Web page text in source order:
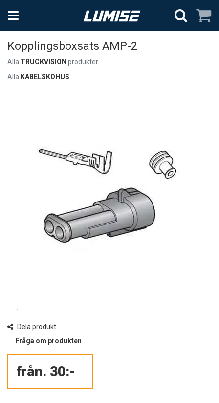
Kopplingsboxsats AMP-2
Alla TRUCKVISION produkter
Alla KABELSKOHUS
Dela produkt
Fråga om produkten